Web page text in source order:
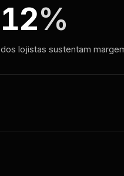
12%
dos lojistas sustentam